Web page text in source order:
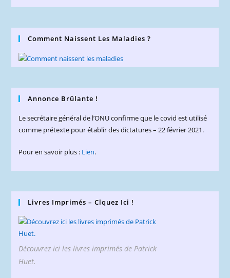
Comment Naissent Les Maladies ?
Annonce Brûlante !
Le secrétaire général de l’ONU confirme que le covid est utilisé
comme prétexte pour établir des dictatures – 22 février 2021.
Pour en savoir plus : Lien.
Livres Imprimés – Clquez Ici !
Découvrez ici les livres imprimés de Patrick
Huet.